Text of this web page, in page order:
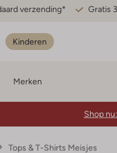
verzending* Gratis
Kinderen
Merken
Shop nu:
Tops & T-Shirts Meisjes